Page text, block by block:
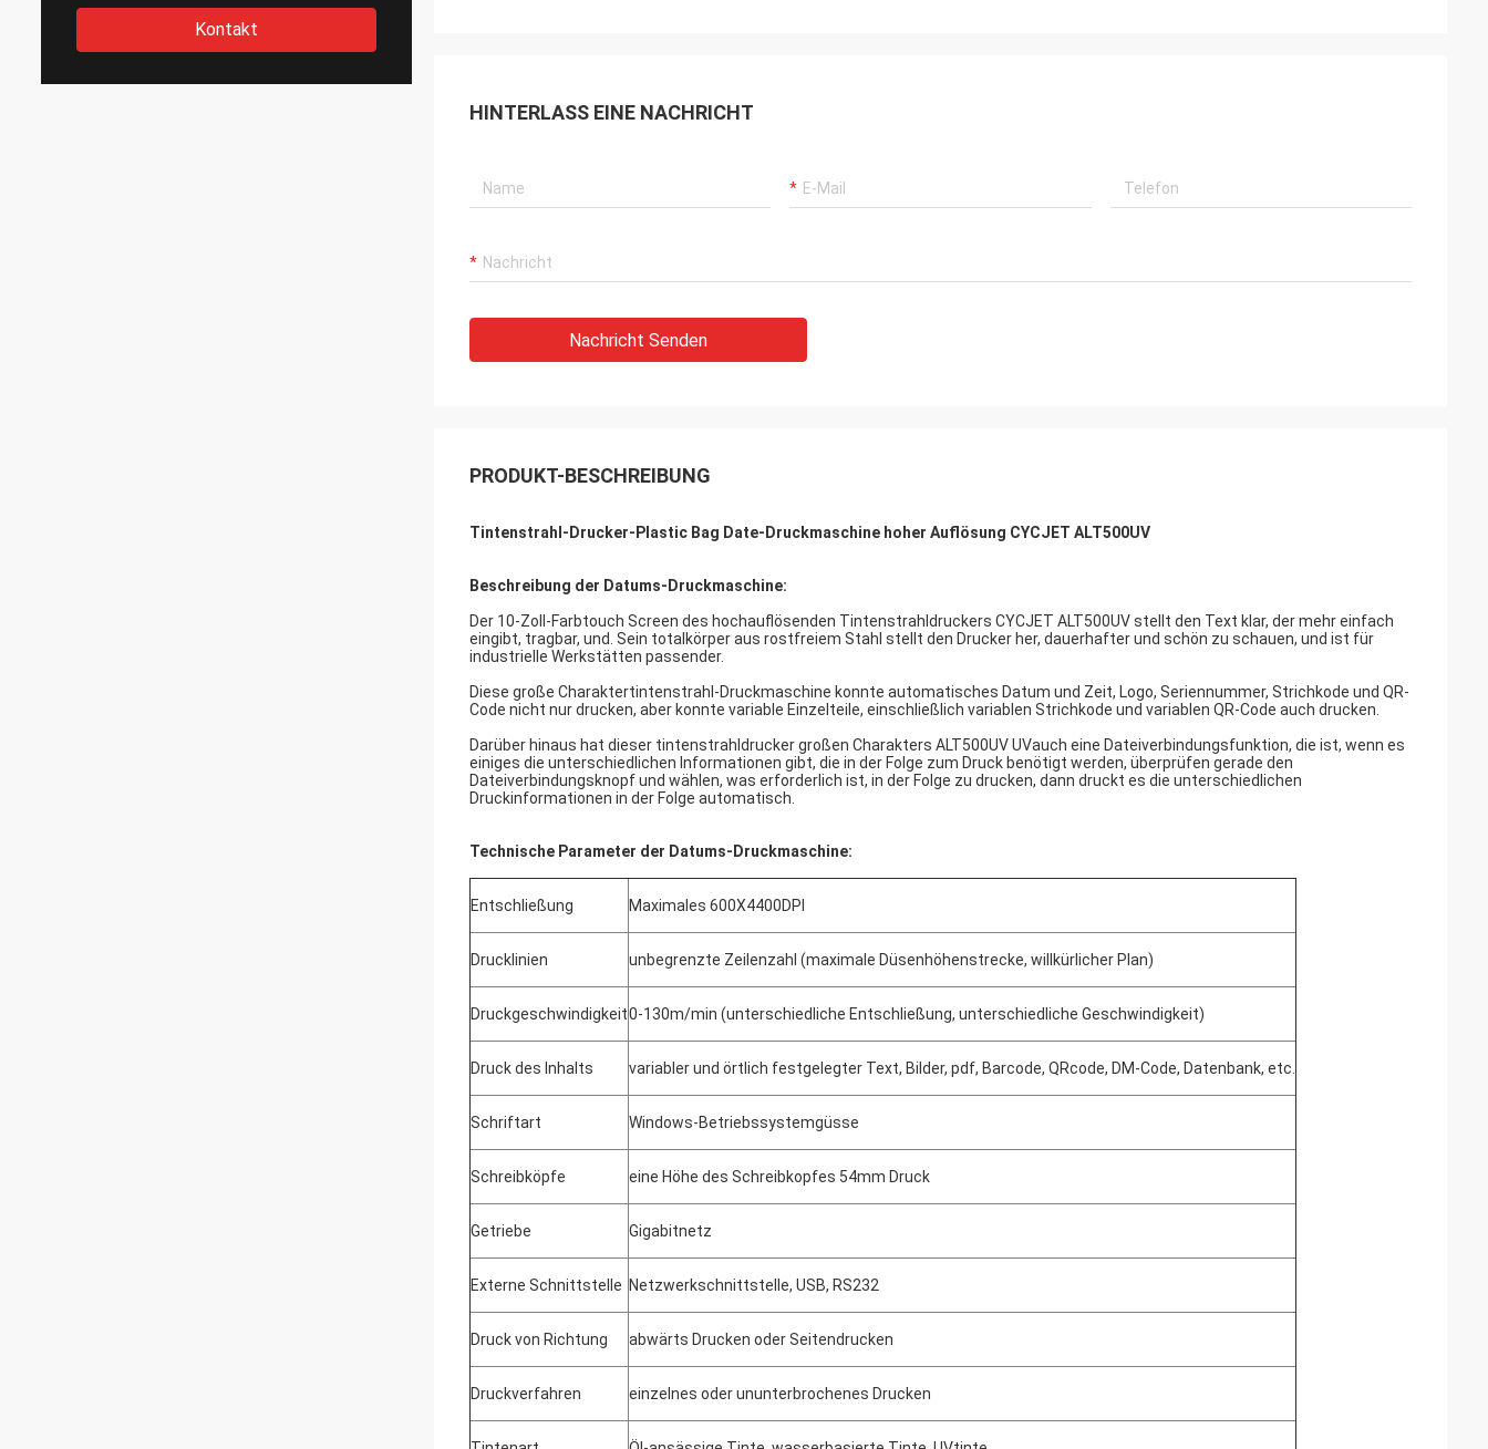
Kontakt
HINTERLASS EINE NACHRICHT
Nachricht Senden
PRODUKT-BESCHREIBUNG
Tintenstrahl-Drucker-Plastic Bag Date-Druckmaschine hoher Auflösung CYCJET ALT500UV
Beschreibung der Datums-Druckmaschine:
Der 10-Zoll-Farbtouch Screen des hochauflösenden Tintenstrahldruckers CYCJET ALT500UV stellt den Text klar, der mehr einfach
eingibt, tragbar, und. Sein totalkörper aus rostfreiem Stahl stellt den Drucker her, dauerhafter und schön zu schauen, und ist für
industrielle Werkstätten passender.
Diese große Charaktertintenstrahl-Druckmaschine konnte automatisches Datum und Zeit, Logo, Seriennummer, Strichkode und QR-
Code nicht nur drucken, aber konnte variable Einzelteile, einschließlich variablen Strichkode und variablen QR-Code auch drucken.
Darüber hinaus hat dieser tintenstrahldrucker großen Charakters ALT500UV UVauch eine Dateiverbindungsfunktion, die ist, wenn es
einiges die unterschiedlichen Informationen gibt, die in der Folge zum Druck benötigt werden, überprüfen gerade den
Dateiverbindungsknopf und wählen, was erforderlich ist, in der Folge zu drucken, dann druckt es die unterschiedlichen
Druckinformationen in der Folge automatisch.
Technische Parameter der Datums-Druckmaschine:
Entschließung Maximales 600X4400DPI
Drucklinien unbegrenzte Zeilenzahl (maximale Düsenhöhenstrecke, willkürlicher Plan)
Druckgeschwindigkeit0-130m/min (unterschiedliche Entschließung, unterschiedliche Geschwindigkeit)
Druck des Inhalts variabler und örtlich festgelegter Text, Bilder, pdf, Barcode, QRcode, DM-Code, Datenbank, etc.
Schriftart Windows-Betriebssystemgüsse
Schreibköpfe eine Höhe des Schreibkopfes 54mm Druck
Getriebe Gigabitnetz
Externe Schnittstelle Netzwerkschnittstelle, USB, RS232
Druck von Richtung abwärts Drucken oder Seitendrucken
Druckverfahren einzelnes oder ununterbrochenes Drucken